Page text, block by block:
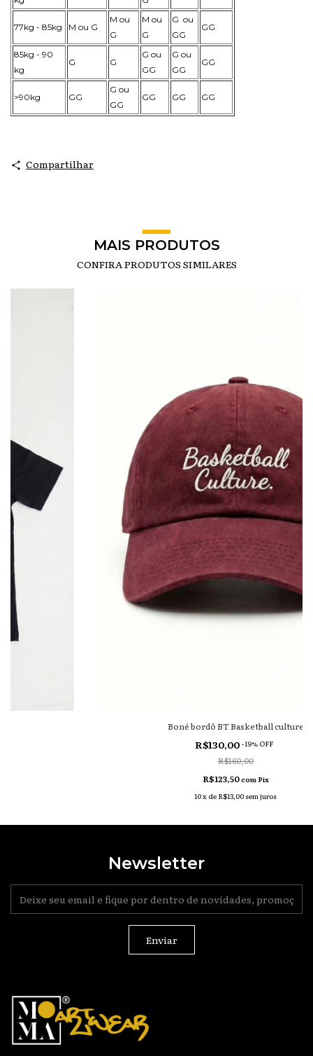
77kg - 85kg M ou G
M ou
G
M ou
G
G ou
GG
GG
85kg - 90
kg
G G
G ou
GG
G ou
GG
GG
>90kg GG
G ou
GG
GG GG GG
Compartilhar
MAIS PRODUTOS
CONFIRA PRODUTOS SIMILARES
Boné bordô BT Basketball culture
R$130,00 -19% OFF
R$160,00
R$123,50com Pix
10x de R$13,00 sem juros
Newsletter